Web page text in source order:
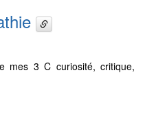
mes 3 C curiosité, critique,